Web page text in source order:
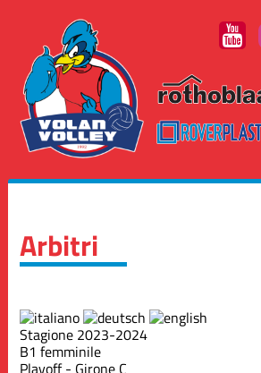
Arbitri
Stagione 2023-2024
B1 femminile
Playoff - Girone C